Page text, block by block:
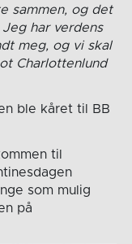
sammen, og det
har verdens
meg, og vi skal
Charlottenlund
ble kåret til BB
til
som mulig
på